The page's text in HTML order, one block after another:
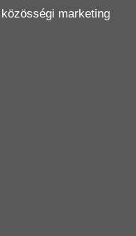
közösségi marketing